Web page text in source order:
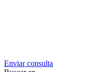
Enviar consulta